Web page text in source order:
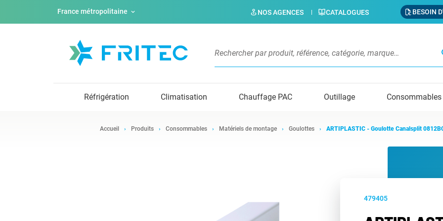
France métropolitaine NOS AGENCES CATALOGUES BESOIN
Réfrigération Climatisation Chauffage PAC Outillage Consommables
Accueil Produits Consommables Matériels de montage Goulottes ARTIPLASTIC - Goulotte Canalsplit
479405